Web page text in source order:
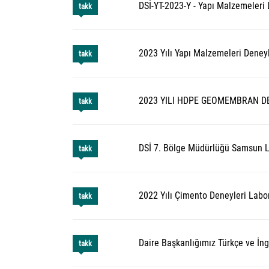
takk DSİ-YT-2023-Y - Yapı
takk 2023 Yılı Yapı Malzemeleri
takk 2023 YILI HDPE GEOMEMBRAN
takk DSİ 7. Bölge Müdürlüğü Samsun
takk 2022 Yılı Çimento Deneyleri
takk Daire Başkanlığımız Türkçe ve